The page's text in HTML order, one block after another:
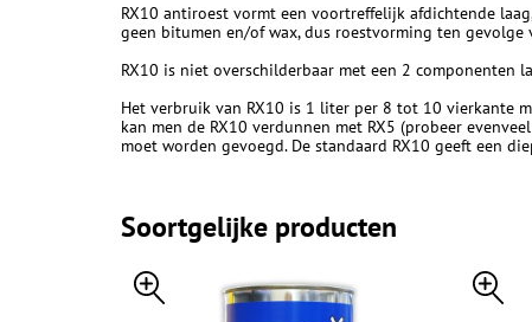
RX10 antiroest vormt een voortreffelijk afdichtende
geen bitumen en/of wax, dus roestvorming ten
RX10 is niet overschilderbaar met een 2 componenten
Het verbruik van RX10 is 1 liter per 8 tot 10 vierkante
kan men de RX10 verdunnen met RX5 (probeer
moet worden gevoegd. De standaard RX10 geeft een
Soortgelijke producten